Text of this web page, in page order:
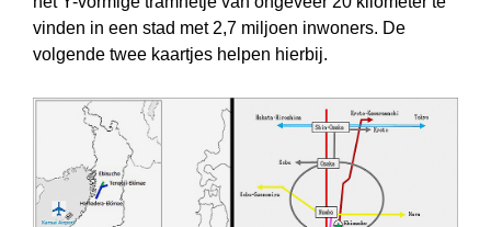
vinden in een stad met 2,7 miljoen inwoners. De
volgende twee kaartjes helpen hierbij.